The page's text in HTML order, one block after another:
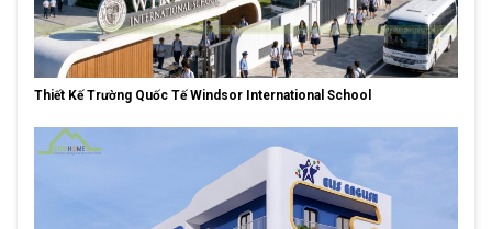
Thiết Kế Trường Quốc Tế Windsor International School